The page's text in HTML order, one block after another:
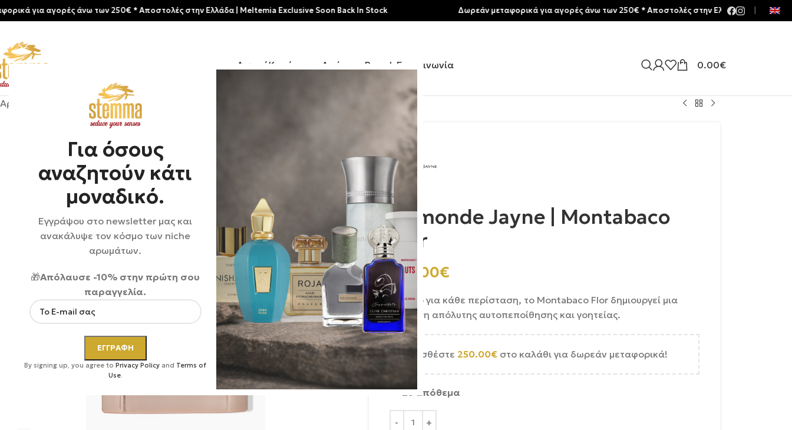
Για όσους
αναζητούν κάτι
μοναδικό.
Εγγράψου στο newsletter μας και
ανακάλυψε τον κόσμο των niche
αρωμάτων.
🎁Απόλαυσε -10% στην πρώτη σου
παραγγελία.
By signing up, you agree toPrivacy Policy and Terms of
Use.
Αρχική Κατάστημα Αρώματα Brands Επικοινωνία 0.00€
Αρχική σελίδα Shop/Αρώματα/
Ormonde Jayne | Montabaco
Flor
255.00€
Ιδανικό για κάθε περίσταση, το Montabaco Flor δημιουργεί μια
αίσθηση απόλυτης αυτοπεποίθησης και γοητείας.
Προσθέστε 250.00€στο καλάθι για δωρεάν μεταφορικά!
Σε απόθεμα
για αγορές άνω των 250€ * Aποστολές στην Ελλάδα | Meltemia Exclusive Soon Back In Stock Δωρεάν μεταφορικά για αγορές άνω των 250€ * Aποστολές στην Ελλάδα | Meltemia